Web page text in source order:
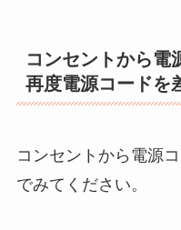
コンセントから電
再度電源コードを
コンセントから電源
でみてください。